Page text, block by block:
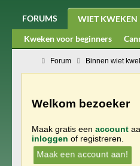
FORUMS WIET KWEKEN
Kweken voor beginners
Forum Binnen wiet
Welkom bezoeker
Maak gratis een account
inloggen of registreren.
Maak een account aan!